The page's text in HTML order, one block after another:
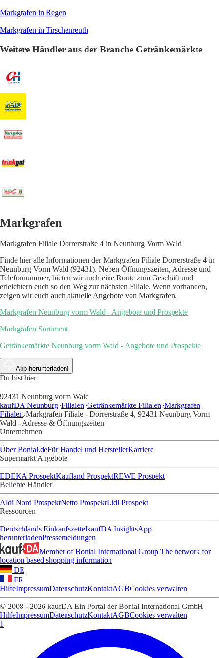
Markgrafen in Regen
Markgrafen in Tirschenreuth
Weitere Händler aus der Branche Getränkemärkte
Markgrafen
Markgrafen Filiale Dorrerstraße 4 in Neunburg Vorm Wald
Finde hier alle Informationen der Markgrafen Filiale Dorrerstraße 4 in
Neunburg Vorm Wald (92431). Neben Öffnungszeiten, Adresse und
Telefonnummer, bieten wir auch eine Route zum Geschäft und
erleichtern euch so den Weg zur nächsten Filiale. Wenn vorhanden,
zeigen wir euch auch aktuelle Angebote von Markgrafen.
Markgrafen Neunburg vorm Wald - Angebote und Prospekte
Markgrafen Sortiment
Getränkemärkte Neunburg vorm Wald - Angebote und Prospekte
App herunterladen!
Du bist hier
92431 Neunburg vorm Wald
kaufDA Neunburg Filialen Getränkemärkte Filialen Markgrafen
Filialen Markgrafen Filiale - Dorrerstraße 4, 92431 Neunburg Vorm
Wald - Adresse & Öffnungszeiten
Unternehmen
Über Bonial.deFür Handel und HerstellerKarriere
Supermarkt Angebote
EDEKA ProspektKaufland ProspektREWE Prospekt
Beliebte Händler
Aldi Nord ProspektNetto ProspektLidl Prospekt
Ressourcen
Deutschlands EinkaufszettelkaufDA InsightsApp
herunterladenPressemeldungen
Member of Bonial International Group The network for
location based shopping information
DE
FR
HilfeImpressumDatenschutzKontaktAGBCookies verwalten
© 2008 - 2026 kaufDA Ein Portal der Bonial International GmbH
HilfeImpressumDatenschutzKontaktAGBCookies verwalten
1